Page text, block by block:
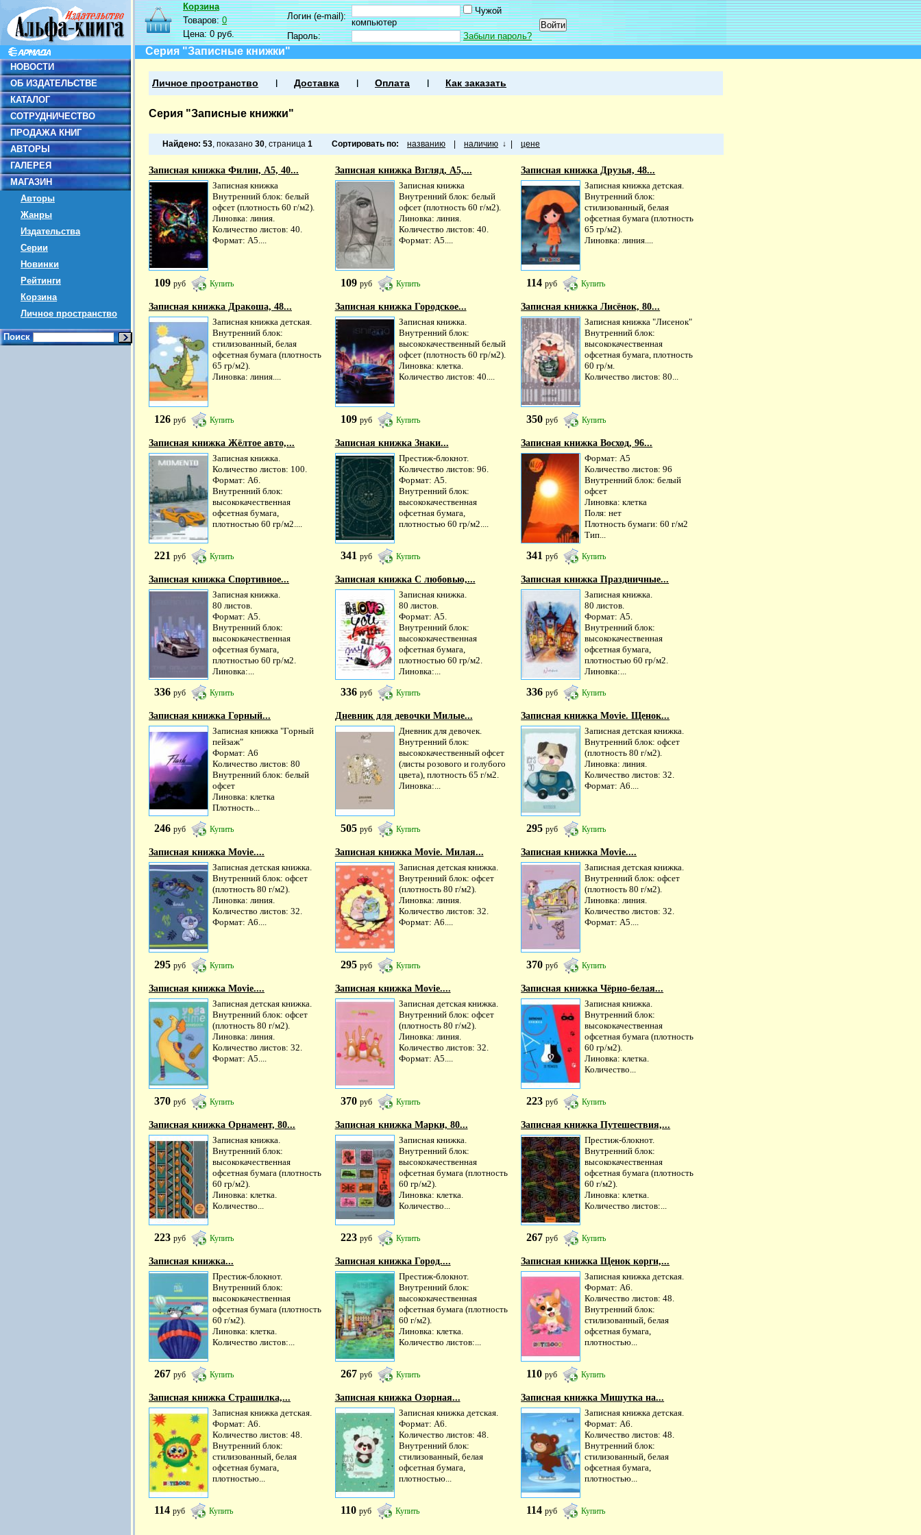
НОВОСТИ
ОБ ИЗДАТЕЛЬСТВЕ
КАТАЛОГ
СОТРУДНИЧЕСТВО
ПРОДАЖА КНИГ
АВТОРЫ
ГАЛЕРЕЯ
МАГАЗИН
Авторы
Жанры
Издательства
Серии
Новинки
Рейтинги
Корзина
Личное пространство
Поиск
Корзина
Товаров:0
Цена:0 руб.
Логин (e-mail):
Чужой
компьютер
Пароль:
Забыли пароль?
Серия "Записные книжки"
Личное пространство Доставка Оплата Как заказать
Серия "Записные книжки"
Найдено: 53, показано 30, страница 1 Сортировать по: названию наличию ↓ цене
Записная книжка Филин, А5, 40...
Записная книжка
Внутренний блок: белый
офсет (плотность 60 г/м2).
Линовка: линия.
Количество листов: 40.
Формат: А5....
109 руб Купить
Записная книжка Взгляд, А5,...
Записная книжка
Внутренний блок: белый
офсет (плотность 60 г/м2).
Линовка: линия.
Количество листов: 40.
Формат: А5....
109 руб Купить
Записная книжка Друзья, 48...
Записная книжка детская.
Внутренний блок:
стилизованный, белая
офсетная бумага (плотность
65 гр/м2).
Линовка: линия....
114руб Купить
Записная книжка Дракоша, 48...
Записная книжка детская.
Внутренний блок:
стилизованный, белая
офсетная бумага (плотность
65 гр/м2).
Линовка: линия....
126 руб Купить
Записная книжка Городское...
Записная книжка.
Внутренний блок:
высококачественный белый
офсет (плотность 60 гр/м2).
Линовка: клетка.
Количество листов: 40....
109 руб Купить
Записная книжка Лисёнок, 80...
Записная книжка "Лисенок"
Внутренний блок:
высококачественная
офсетная бумага, плотность
60 гр/м.
Количество листов: 80...
350руб Купить
Записная книжка Жёлтое авто,...
Записная книжка.
Количество листов: 100.
Формат: А6.
Внутренний блок:
высококачественная
офсетная бумага,
плотностью 60 гр/м2....
221 руб Купить
Записная книжка Знаки...
Престиж-блокнот.
Количество листов: 96.
Формат: А5.
Внутренний блок:
высококачественная
офсетная бумага,
плотностью 60 гр/м2....
341 руб Купить
Записная книжка Восход, 96...
Формат: А5
Количество листов: 96
Внутренний блок: белый
офсет
Линовка: клетка
Поля: нет
Плотность бумаги: 60 г/м2
Тип...
341руб Купить
Записная книжка Спортивное...
Записная книжка.
80 листов.
Формат: А5.
Внутренний блок:
высококачественная
офсетная бумага,
плотностью 60 гр/м2.
Линовка:...
336 руб Купить
Записная книжка С любовью,...
Записная книжка.
80 листов.
Формат: А5.
Внутренний блок:
высококачественная
офсетная бумага,
плотностью 60 гр/м2.
Линовка:...
336 руб Купить
Записная книжка Праздничные...
Записная книжка.
80 листов.
Формат: А5.
Внутренний блок:
высококачественная
офсетная бумага,
плотностью 60 гр/м2.
Линовка:...
336руб Купить
Записная книжка Горный...
Записная книжка "Горный
пейзаж"
Формат: А6
Количество листов: 80
Внутренний блок: белый
офсет
Линовка: клетка
Плотность...
246 руб Купить
Дневник для девочки Милые...
Дневник для девочек.
Внутренний блок:
высококачественный офсет
(листы розового и голубого
цвета), плотность 65 г/м2.
Линовка:...
505 руб Купить
Записная книжка Movie. Щенок...
Записная детская книжка.
Внутренний блок: офсет
(плотность 80 г/м2).
Линовка: линия.
Количество листов: 32.
Формат: А6....
295руб Купить
Записная книжка Movie....
Записная детская книжка.
Внутренний блок: офсет
(плотность 80 г/м2).
Линовка: линия.
Количество листов: 32.
Формат: А6....
295 руб Купить
Записная книжка Movie. Милая...
Записная детская книжка.
Внутренний блок: офсет
(плотность 80 г/м2).
Линовка: линия.
Количество листов: 32.
Формат: А6....
295 руб Купить
Записная книжка Movie....
Записная детская книжка.
Внутренний блок: офсет
(плотность 80 г/м2).
Линовка: линия.
Количество листов: 32.
Формат: А5....
370руб Купить
Записная книжка Movie....
Записная детская книжка.
Внутренний блок: офсет
(плотность 80 г/м2).
Линовка: линия.
Количество листов: 32.
Формат: А5....
370 руб Купить
Записная книжка Movie....
Записная детская книжка.
Внутренний блок: офсет
(плотность 80 г/м2).
Линовка: линия.
Количество листов: 32.
Формат: А5....
370 руб Купить
Записная книжка Чёрно-белая...
Записная книжка.
Внутренний блок:
высококачественная
офсетная бумага (плотность
60 гр/м2).
Линовка: клетка.
Количество...
223руб Купить
Записная книжка Орнамент, 80...
Записная книжка.
Внутренний блок:
высококачественная
офсетная бумага (плотность
60 гр/м2).
Линовка: клетка.
Количество...
223 руб Купить
Записная книжка Марки, 80...
Записная книжка.
Внутренний блок:
высококачественная
офсетная бумага (плотность
60 гр/м2).
Линовка: клетка.
Количество...
223 руб Купить
Записная книжка Путешествия,...
Престиж-блокнот.
Внутренний блок:
высококачественная
офсетная бумага (плотность
60 г/м2).
Линовка: клетка.
Количество листов:...
267руб Купить
Записная книжка...
Престиж-блокнот.
Внутренний блок:
высококачественная
офсетная бумага (плотность
60 г/м2).
Линовка: клетка.
Количество листов:...
267 руб Купить
Записная книжка Город....
Престиж-блокнот.
Внутренний блок:
высококачественная
офсетная бумага (плотность
60 г/м2).
Линовка: клетка.
Количество листов:...
267 руб Купить
Записная книжка Щенок корги,...
Записная книжка детская.
Формат: А6.
Количество листов: 48.
Внутренний блок:
стилизованный, белая
офсетная бумага,
плотностью...
110руб Купить
Записная книжка Страшилка,...
Записная книжка детская.
Формат: А6.
Количество листов: 48.
Внутренний блок:
стилизованный, белая
офсетная бумага,
плотностью...
114 руб Купить
Записная книжка Озорная...
Записная книжка детская.
Формат: А6.
Количество листов: 48.
Внутренний блок:
стилизованный, белая
офсетная бумага,
плотностью...
110 руб Купить
Записная книжка Мишутка на...
Записная книжка детская.
Формат: А6.
Количество листов: 48.
Внутренний блок:
стилизованный, белая
офсетная бумага,
плотностью...
114руб Купить